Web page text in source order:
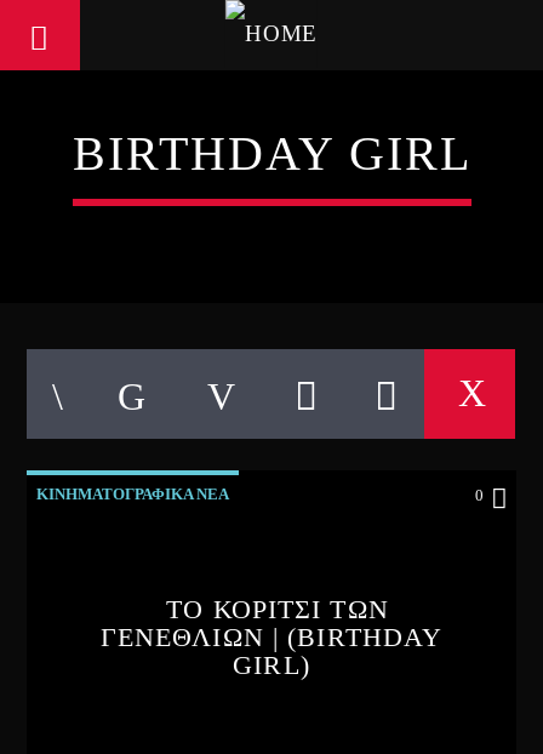
BIRTHDAY GIRL
ΚΙΝΗΜΑΤΟΓΡΑΦΙΚΑ ΝΕΑ 0
ΤΟ ΚΟΡΙΤΣΙ ΤΩΝ
ΓΕΝΕΘΛΙΩΝ | (BIRTHDAY
GIRL)